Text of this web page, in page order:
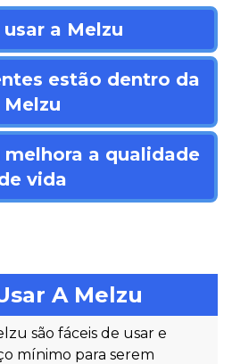
a Melzu
estão dentro da
Melzu
melhora a qualidade
vida
A Melzu
são fáceis de usar e
mínimo para serem